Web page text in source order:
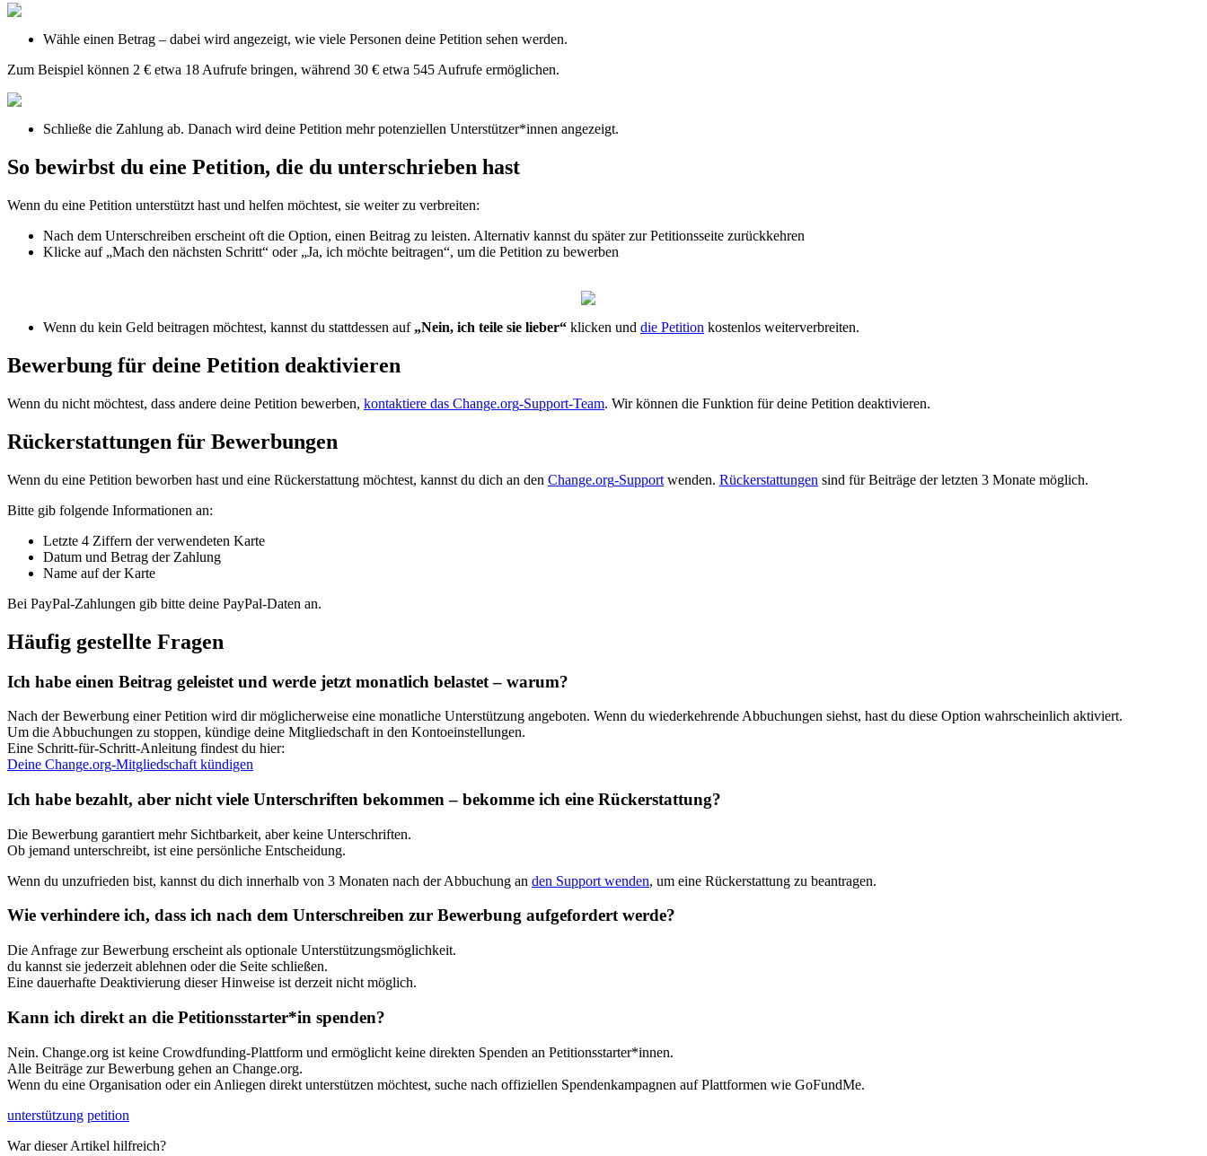
Wähle einen Betrag – dabei wird angezeigt, wie viele Personen deine Petition sehen werden.
Zum Beispiel können 2 € etwa 18 Aufrufe bringen, während 30 € etwa 545 Aufrufe ermöglichen.
Schließe die Zahlung ab. Danach wird deine Petition mehr potenziellen Unterstützer*innen angezeigt.
So bewirbst du eine Petition, die du unterschrieben hast
Wenn du eine Petition unterstützt hast und helfen möchtest, sie weiter zu verbreiten:
Nach dem Unterschreiben erscheint oft die Option, einen Beitrag zu leisten. Alternativ kannst du später zur Petitionsseite zurückkehren
Klicke auf „Mach den nächsten Schritt“ oder „Ja, ich möchte beitragen“, um die Petition zu bewerben
Wenn du kein Geld beitragen möchtest, kannst du stattdessen auf „Nein, ich teile sie lieber“ klicken und die Petition kostenlos weiterverbreiten.
Bewerbung für deine Petition deaktivieren
Wenn du nicht möchtest, dass andere deine Petition bewerben, kontaktiere das Change.org-Support-Team. Wir können die Funktion für deine Petition deaktivieren.
Rückerstattungen für Bewerbungen
Wenn du eine Petition beworben hast und eine Rückerstattung möchtest, kannst du dich an den Change.org-Support wenden. Rückerstattungen sind für Beiträge der letzten 3 Monate möglich.
Bitte gib folgende Informationen an:
Letzte 4 Ziffern der verwendeten Karte
Datum und Betrag der Zahlung
Name auf der Karte
Bei PayPal-Zahlungen gib bitte deine PayPal-Daten an.
Häufig gestellte Fragen
Ich habe einen Beitrag geleistet und werde jetzt monatlich belastet – warum?
Nach der Bewerbung einer Petition wird dir möglicherweise eine monatliche Unterstützung angeboten. Wenn du wiederkehrende Abbuchungen siehst, hast du diese Option wahrscheinlich aktiviert.
Um die Abbuchungen zu stoppen, kündige deine Mitgliedschaft in den Kontoeinstellungen.
Eine Schritt-für-Schritt-Anleitung findest du hier:
Deine Change.org-Mitgliedschaft kündigen
Ich habe bezahlt, aber nicht viele Unterschriften bekommen – bekomme ich eine Rückerstattung?
Die Bewerbung garantiert mehr Sichtbarkeit, aber keine Unterschriften.
Ob jemand unterschreibt, ist eine persönliche Entscheidung.
Wenn du unzufrieden bist, kannst du dich innerhalb von 3 Monaten nach der Abbuchung an den Support wenden, um eine Rückerstattung zu beantragen.
Wie verhindere ich, dass ich nach dem Unterschreiben zur Bewerbung aufgefordert werde?
Die Anfrage zur Bewerbung erscheint als optionale Unterstützungsmöglichkeit.
du kannst sie jederzeit ablehnen oder die Seite schließen.
Eine dauerhafte Deaktivierung dieser Hinweise ist derzeit nicht möglich.
Kann ich direkt an die Petitionsstarter*in spenden?
Nein. Change.org ist keine Crowdfunding-Plattform und ermöglicht keine direkten Spenden an Petitionsstarter*innen.
Alle Beiträge zur Bewerbung gehen an Change.org.
Wenn du eine Organisation oder ein Anliegen direkt unterstützen möchtest, suche nach offiziellen Spendenkampagnen auf Plattformen wie GoFundMe.
unterstützung petition
War dieser Artikel hilfreich?